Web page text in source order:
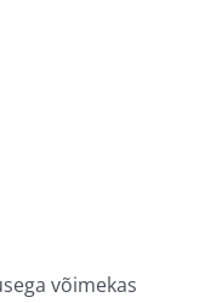
võimekas